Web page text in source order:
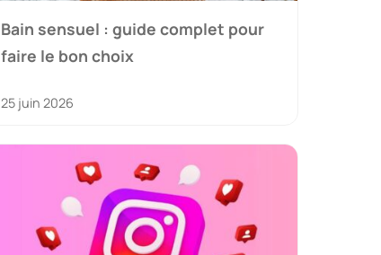
Bain sensuel : guide complet pour
faire le bon choix
25 juin 2026